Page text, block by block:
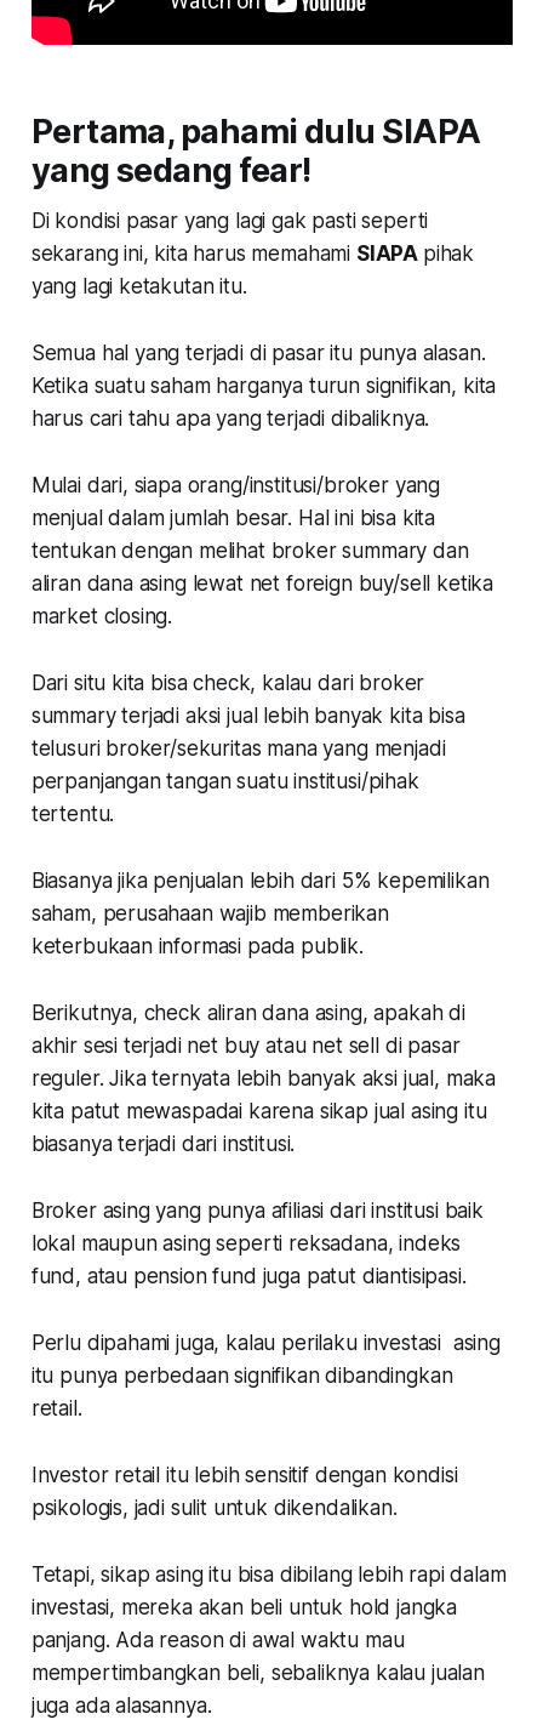
Pertama, pahami dulu SIAPA
yang sedang fear!
Di kondisi pasar yang lagi gak pasti seperti
sekarang ini, kita harus memahami SIAPA pihak
yang lagi ketakutan itu.
Semua hal yang terjadi di pasar itu punya alasan.
Ketika suatu saham harganya turun signifikan, kita
harus cari tahu apa yang terjadi dibaliknya.
Mulai dari, siapa orang/institusi/broker yang
menjual dalam jumlah besar. Hal ini bisa kita
tentukan dengan melihat broker summary dan
aliran dana asing lewat net foreign buy/sell ketika
market closing.
Dari situ kita bisa check, kalau dari broker
summary terjadi aksi jual lebih banyak kita bisa
telusuri broker/sekuritas mana yang menjadi
perpanjangan tangan suatu institusi/pihak
tertentu.
Biasanya jika penjualan lebih dari 5% kepemilikan
saham, perusahaan wajib memberikan
keterbukaan informasi pada publik.
Berikutnya, check aliran dana asing, apakah di
akhir sesi terjadi net buy atau net sell di pasar
reguler. Jika ternyata lebih banyak aksi jual, maka
kita patut mewaspadai karena sikap jual asing itu
biasanya terjadi dari institusi.
Broker asing yang punya afiliasi dari institusi baik
lokal maupun asing seperti reksadana, indeks
fund, atau pension fund juga patut diantisipasi.
Perlu dipahami juga, kalau perilaku investasi asing
itu punya perbedaan signifikan dibandingkan
retail.
Investor retail itu lebih sensitif dengan kondisi
psikologis, jadi sulit untuk dikendalikan.
Tetapi, sikap asing itu bisa dibilang lebih rapi dalam
investasi, mereka akan beli untuk hold jangka
panjang. Ada reason di awal waktu mau
mempertimbangkan beli, sebaliknya kalau jualan
juga ada alasannya.